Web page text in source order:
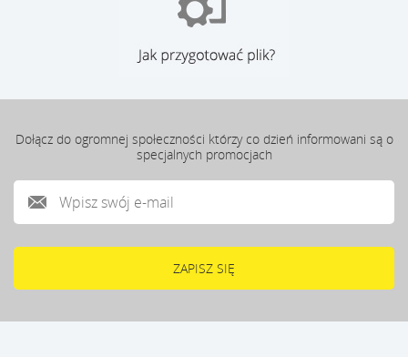
Dołącz do ogromnej społeczności którzy co dzień informowani są o
specjalnych promocjach